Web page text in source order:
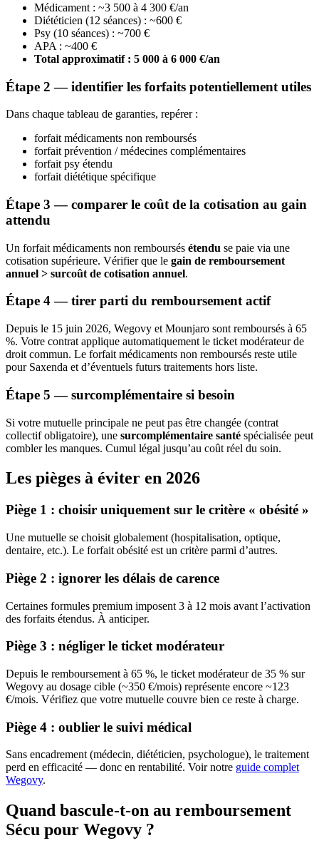
Médicament : ~3 500 à 4 300 €/an
Diététicien (12 séances) : ~600 €
Psy (10 séances) : ~700 €
APA : ~400 €
Total approximatif : 5 000 à 6 000 €/an
Étape 2 — identifier les forfaits potentiellement utiles
Dans chaque tableau de garanties, repérer :
forfait médicaments non remboursés
forfait prévention / médecines complémentaires
forfait psy étendu
forfait diététique spécifique
Étape 3 — comparer le coût de la cotisation au gain
attendu
Un forfait médicaments non remboursés étendu se paie via une
cotisation supérieure. Vérifier que le gain de remboursement
annuel > surcoût de cotisation annuel.
Étape 4 — tirer parti du remboursement actif
Depuis le 15 juin 2026, Wegovy et Mounjaro sont remboursés à 65
%. Votre contrat applique automatiquement le ticket modérateur de
droit commun. Le forfait médicaments non remboursés reste utile
pour Saxenda et d’éventuels futurs traitements hors liste.
Étape 5 — surcomplémentaire si besoin
Si votre mutuelle principale ne peut pas être changée (contrat
collectif obligatoire), une surcomplémentaire santé spécialisée peut
combler les manques. Cumul légal jusqu’au coût réel du soin.
Les pièges à éviter en 2026
Piège 1 : choisir uniquement sur le critère « obésité »
Une mutuelle se choisit globalement (hospitalisation, optique,
dentaire, etc.). Le forfait obésité est un critère parmi d’autres.
Piège 2 : ignorer les délais de carence
Certaines formules premium imposent 3 à 12 mois avant l’activation
des forfaits étendus. À anticiper.
Piège 3 : négliger le ticket modérateur
Depuis le remboursement à 65 %, le ticket modérateur de 35 % sur
Wegovy au dosage cible (~350 €/mois) représente encore ~123
€/mois. Vérifiez que votre mutuelle couvre bien ce reste à charge.
Piège 4 : oublier le suivi médical
Sans encadrement (médecin, diététicien, psychologue), le traitement
perd en efficacité — donc en rentabilité. Voir notre guide complet
Wegovy.
Quand bascule-t-on au remboursement
Sécu pour Wegovy ?